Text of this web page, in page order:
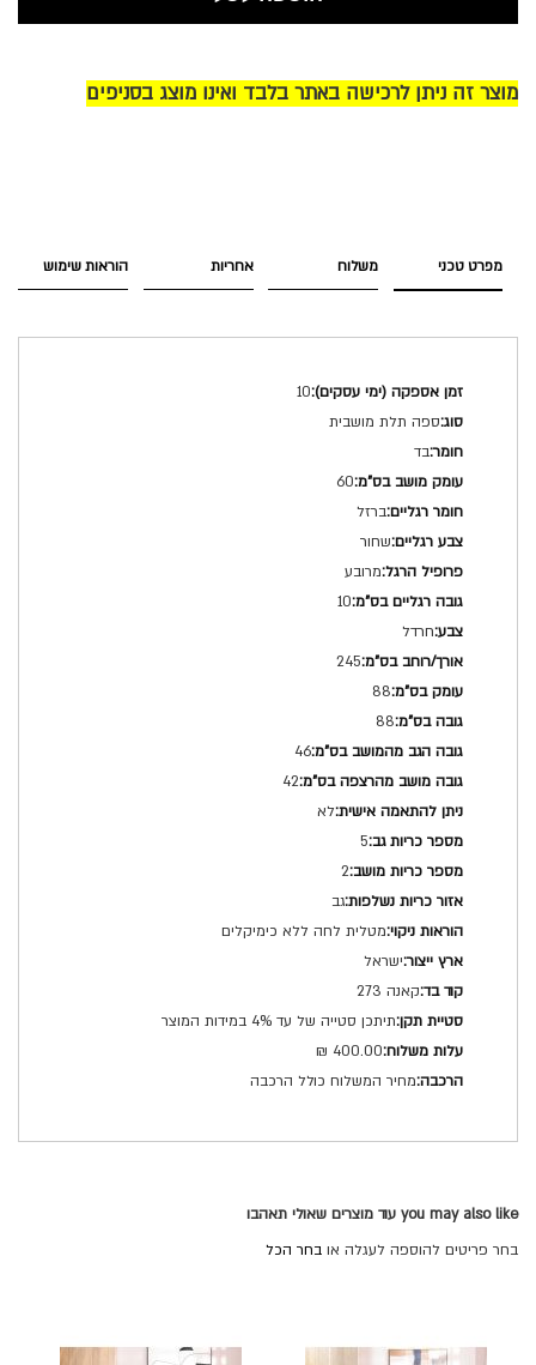
מוצר זה ניתן לרכישה באתר בלבד ואינו מוצג בסניפים
מפרט טכני
מפרט
טכני
10
ספה תלת מושבית
בד
60
ברזל
שחור
מרובע
10
חרדל
245
88
88
46
42
לא
5
2
גב
מטלית לחה ללא כימיקלים
ישראל
קאנה 273
תיתכן סטייה של עד 4% במידות המוצר
400.00 ₪
מחיר המשלוח כולל הרכבה
משלוח אחריות הוראות שימוש
you may also like עוד מוצרים שאולי תאהבו
בחר פריטים להוספה לעגלה או בחר הכל